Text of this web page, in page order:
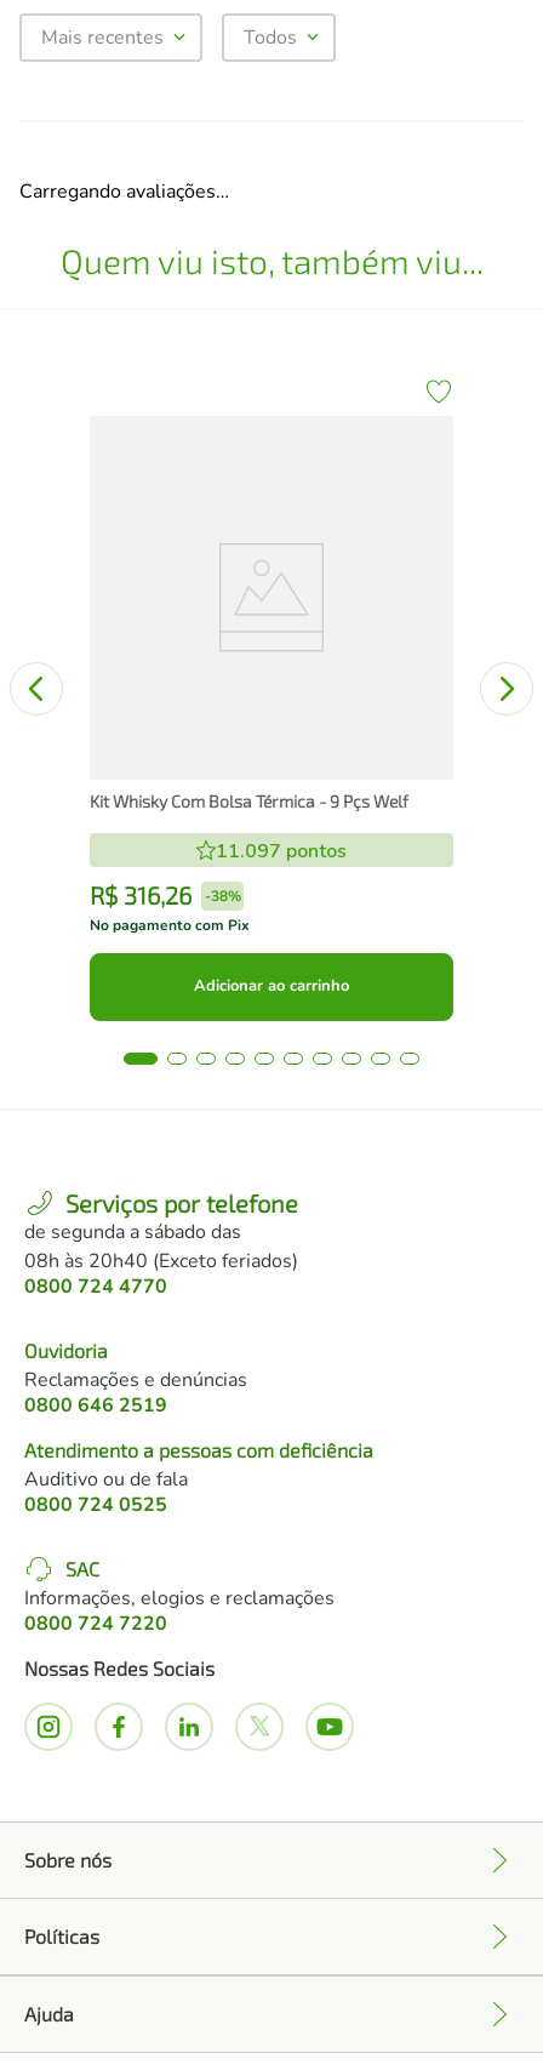
Mais recentes Todos
Carregando avaliações…
Quem viu isto, também viu...
Kit Whisky Com Bolsa Térmica - 9 Pçs Welf
11.097 pontos
R$ 316,26 -38%
No pagamento com Pix
Adicionar ao carrinho
Serviços por telefone
de segunda a sábado das
08h às 20h40 (Exceto feriados)
0800 724 4770
Ouvidoria
Reclamações e denúncias
0800 646 2519
Atendimento a pessoas com deficiência
Auditivo ou de fala
0800 724 0525
SAC
Informações, elogios e reclamações
0800 724 7220
Nossas Redes Sociais
Sobre nós
Políticas
Ajuda